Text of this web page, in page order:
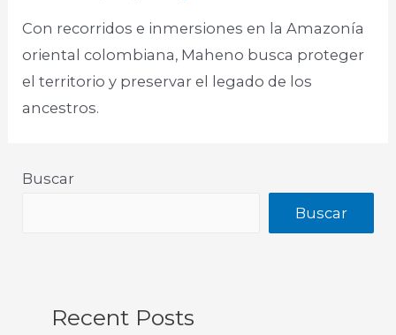
Con recorridos e inmersiones en la Amazonía
oriental colombiana, Maheno busca proteger
el territorio y preservar el legado de los
ancestros.
Buscar
Buscar
Recent Posts